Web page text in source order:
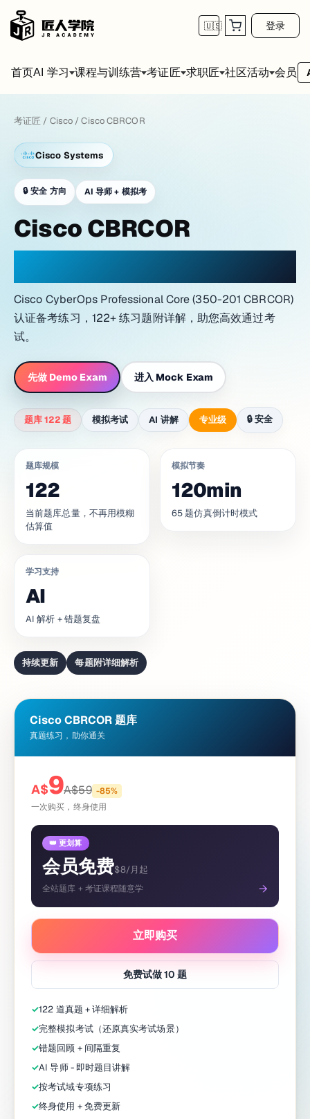
🇺🇸 登录
首页AI 学习 课程与训练营 考证匠 求职匠 社区活动 会员
考证匠 / Cisco /Cisco CBRCOR
Cisco Systems
🔒 安全 方向 AI 导师 + 模拟考
Cisco CBRCOR
Cisco CyberOps Professional Core (350-201 CBRCOR)
认证备考练习，122+ 练习题附详解，助您高效通过考
试。
先做 Demo Exam 进入 Mock Exam
题库 122 题 模拟考试 AI 讲解 专业级 🔒安全
题库规模
122
当前题库总量，不再用模糊
估算值
模拟节奏
120min
65 题仿真倒计时模式
学习支持
AI
AI 解析 + 错题复盘
持续更新 每题附详细解析
Cisco CBRCOR 题库
真题练习，助你通关
A$9A$59 -85%
一次购买，终身使用
👑 更划算
会员免费$8/月起
全站题库 + 考证课程随意学 →
立即购买
免费试做 10 题
✓122 道真题 + 详细解析
✓完整模拟考试（还原真实考试场景）
✓错题回顾 + 间隔重复
✓AI 导师 - 即时题目讲解
✓按考试域专项练习
✓终身使用 + 免费更新